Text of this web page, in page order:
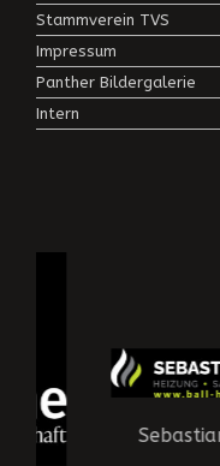
Stammverein TVS
Impressum
Panther Bildergalerie
Intern
Sebastian Ball